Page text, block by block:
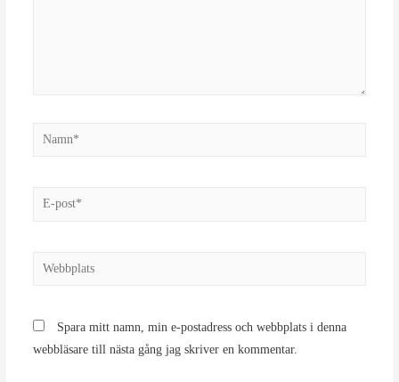
Namn*
E-
Webbplats
Spara mitt namn, min e-postadress och webbplats i denna
webbläsare till nästa gång jag skriver en kommentar.